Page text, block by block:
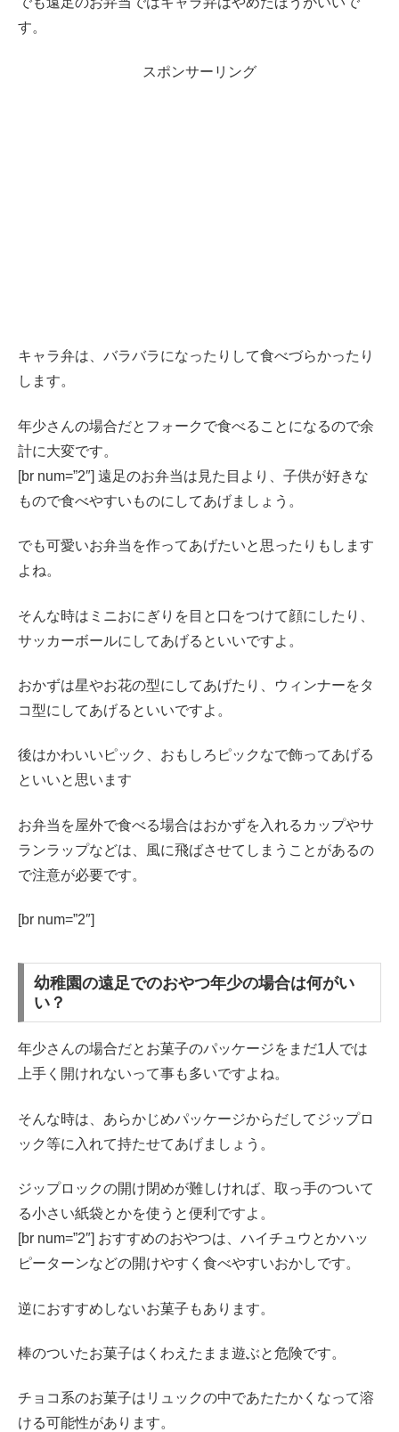
す。
スポンサーリング
キャラ弁は、バラバラになったりして食べづらかったり
します。
年少さんの場合だとフォークで食べることになるので余
計に大変です。
[br num=”2″] 遠足のお弁当は見た目より、子供が好きな
もので食べやすいものにしてあげましょう。
でも可愛いお弁当を作ってあげたいと思ったりもします
よね。
そんな時はミニおにぎりを目と口をつけて顔にしたり、
サッカーボールにしてあげるといいですよ。
おかずは星やお花の型にしてあげたり、ウィンナーをタ
コ型にしてあげるといいですよ。
後はかわいいピック、おもしろピックなで飾ってあげる
といいと思います
お弁当を屋外で食べる場合はおかずを入れるカップやサ
ランラップなどは、風に飛ばさせてしまうことがあるの
で注意が必要です。
[br num=”2″]
幼稚園の遠足でのおやつ年少の場合は何がい
い？
年少さんの場合だとお菓子のパッケージをまだ1人では
上手く開けれないって事も多いですよね。
そんな時は、あらかじめパッケージからだしてジップロ
ック等に入れて持たせてあげましょう。
ジップロックの開け閉めが難しければ、取っ手のついて
る小さい紙袋とかを使うと便利ですよ。
[br num=”2″] おすすめのおやつは、ハイチュウとかハッ
ピーターンなどの開けやすく食べやすいおかしです。
逆におすすめしないお菓子もあります。
棒のついたお菓子はくわえたまま遊ぶと危険です。
チョコ系のお菓子はリュックの中であたたかくなって溶
ける可能性があります。